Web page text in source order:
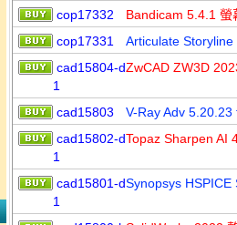
cop17332
Bandicam 5.4.1 螢
cop17331
Articulate
cad15804-d
1
ZwCAD ZW3D
cad15803
V-Ray Adv
cad15802-d
1
Topaz Sharpen AI
cad15801-d
1
Synopsys